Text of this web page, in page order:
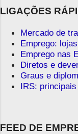
LIGAÇÕES
Mercado de
Emprego:
Emprego nas
Diretos e
Graus e
IRS:
FEED DE